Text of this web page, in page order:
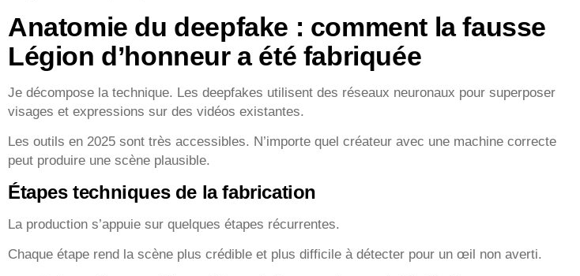
Anatomie du deepfake : comment la fausse
Légion d’honneur a été fabriquée
Je décompose la technique. Les deepfakes utilisent des réseaux neuronaux pour superposer
visages et expressions sur des vidéos existantes.
Les outils en 2025 sont très accessibles. N’importe quel créateur avec une machine correcte
peut produire une scène plausible.
Étapes techniques de la fabrication
La production s’appuie sur quelques étapes récurrentes.
Chaque étape rend la scène plus crédible et plus difficile à détecter pour un œil non averti.